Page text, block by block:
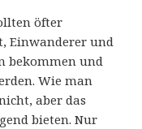
öfter
Einwanderer und
bekommen und
Wie man
aber das
bieten. Nur